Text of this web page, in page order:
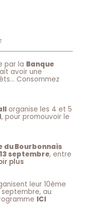
par la Banque
avoir une
Consommez
organise les 4 et 5
, pour promouvoir le
du Bourbonnais
13 septembre, entre
plus
leur 10ème
au
ICI